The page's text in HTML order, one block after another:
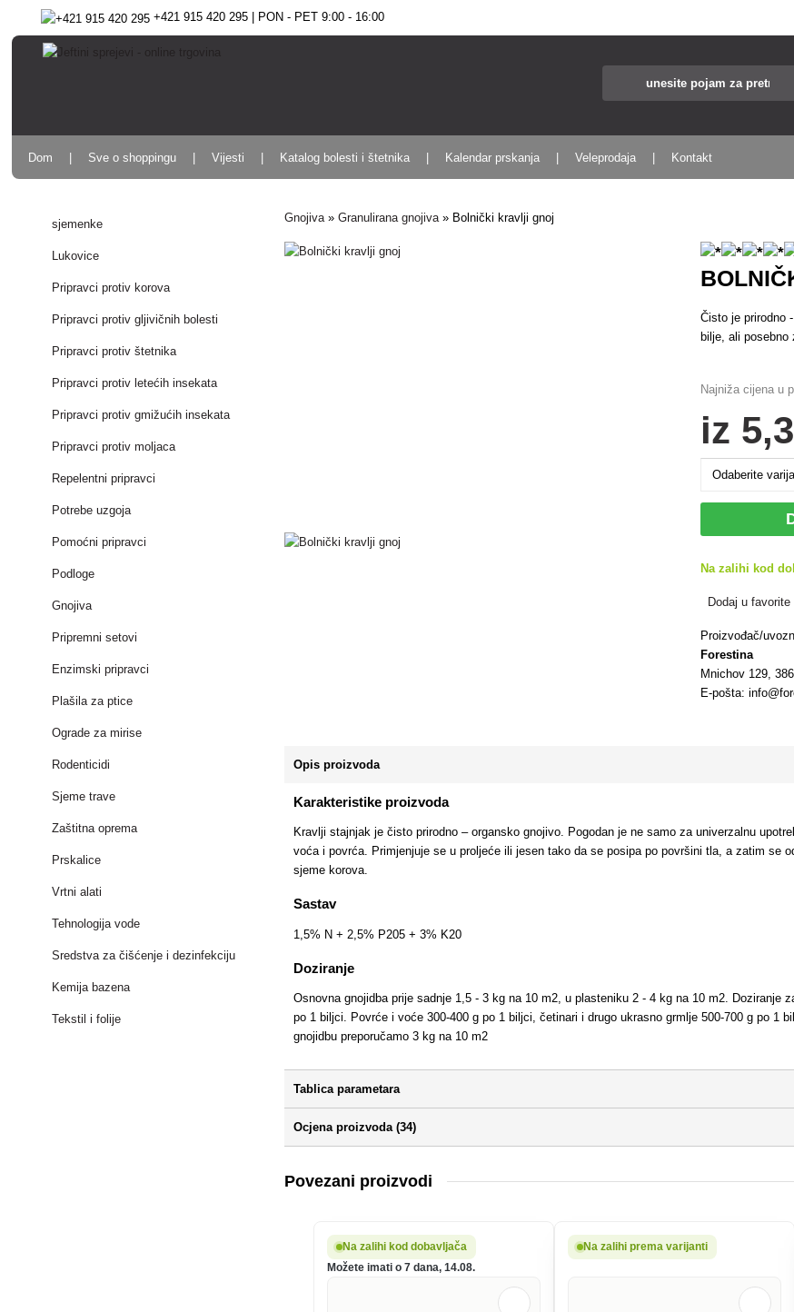
+421 915 420 295 | PON - PET 9:00 - 16:00
Dom Sve o shoppingu Vijesti Katalog bolesti i štetnika Kalendar prskanja Veleprodaja Kontakt
sjemenke
Lukovice
Pripravci protiv korova
Pripravci protiv gljivičnih bolesti
Pripravci protiv štetnika
Pripravci protiv letećih insekata
Pripravci protiv gmižućih insekata
Pripravci protiv moljaca
Repelentni pripravci
Potrebe uzgoja
Pomoćni pripravci
Podloge
Gnojiva
Pripremni setovi
Enzimski pripravci
Plašila za ptice
Ograde za mirise
Rodenticidi
Sjeme trave
Zaštitna oprema
Prskalice
Vrtni alati
Tehnologija vode
Sredstva za čišćenje i dezinfekciju
Kemija bazena
Tekstil i folije
Gnojiva»Granulirana gnojiva» Bolnički kravlji gnoj
Čisto je prirodno
bilje, ali
Najniža cijena u
iz 5
Na zalihi kod
Dodaj u favorite
Proizvođač/
Forestina
Mnichov 129,
E-pošta:
Opis proizvoda
Karakteristike proizvoda
Kravlji stajnjak je čisto prirodno – organsko gnojivo. Pogodan je ne samo za univerzalnu
voća i povrća. Primjenjuje se u proljeće ili jesen tako da se posipa po površini tla, a zatim se
sjeme korova.
Sastav
1,5% N + 2,5% P205 + 3% K20
Doziranje
Osnovna gnojidba prije sadnje 1,5 - 3 kg na 10 m2, u plasteniku 2 - 4 kg na 10 m2.
po 1 biljci. Povrće i voće 300-400 g po 1 biljci, četinari i drugo ukrasno grmlje 500-700 g po 1
gnojidbu preporučamo 3 kg na 10 m2
Tablica parametara
Ocjena proizvoda (34)
Povezani proizvodi
Na zalihi kod dobavljača
Možete imati o 7 dana, 14.08.
Na zalihi prema varijanti